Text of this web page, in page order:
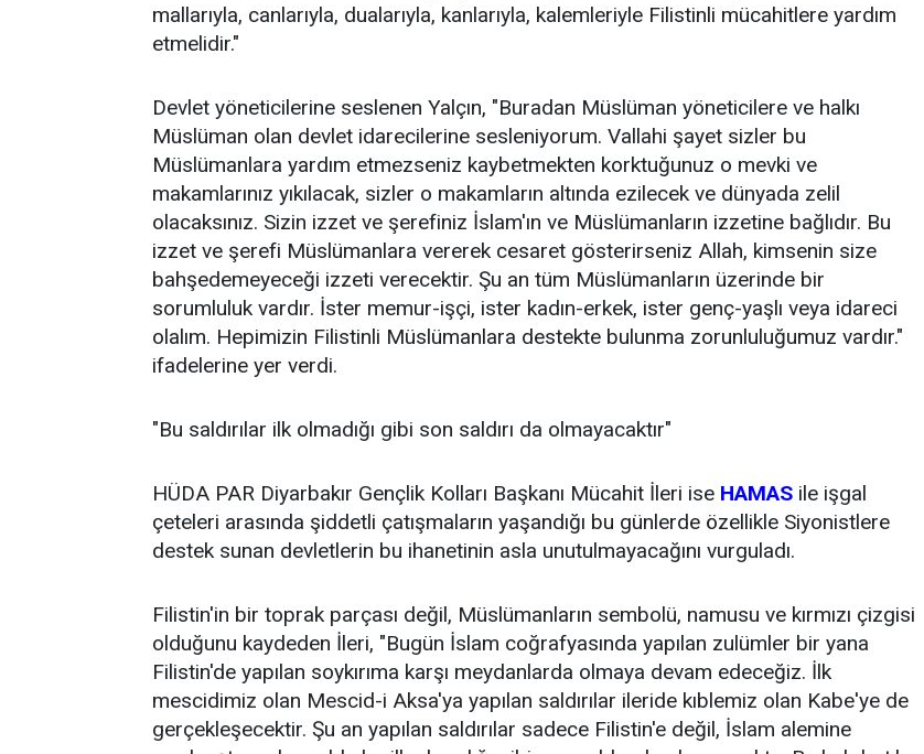
mallarıyla, canlarıyla, dualarıyla, kanlarıyla, kalemleriyle Filistinli mücahitlere yardım
etmelidir."
Devlet yöneticilerine seslenen Yalçın, "Buradan Müslüman yöneticilere ve halkı
Müslüman olan devlet idarecilerine sesleniyorum. Vallahi şayet sizler bu
Müslümanlara yardım etmezseniz kaybetmekten korktuğunuz o mevki ve
makamlarınız yıkılacak, sizler o makamların altında ezilecek ve dünyada zelil
olacaksınız. Sizin izzet ve şerefiniz İslam'ın ve Müslümanların izzetine bağlıdır. Bu
izzet ve şerefi Müslümanlara vererek cesaret gösterirseniz Allah, kimsenin size
bahşedemeyeceği izzeti verecektir. Şu an tüm Müslümanların üzerinde bir
sorumluluk vardır. İster memur-işçi, ister kadın-erkek, ister genç-yaşlı veya idareci
olalım. Hepimizin Filistinli Müslümanlara destekte bulunma zorunluluğumuz vardır."
ifadelerine yer verdi.
"Bu saldırılar ilk olmadığı gibi son saldırı da olmayacaktır"
HÜDA PAR Diyarbakır Gençlik Kolları Başkanı Mücahit İleri ise HAMAS ile işgal
çeteleri arasında şiddetli çatışmaların yaşandığı bu günlerde özellikle Siyonistlere
destek sunan devletlerin bu ihanetinin asla unutulmayacağını vurguladı.
Filistin'in bir toprak parçası değil, Müslümanların sembolü, namusu ve kırmızı çizgisi
olduğunu kaydeden İleri, "Bugün İslam coğrafyasında yapılan zulümler bir yana
Filistin'de yapılan soykırıma karşı meydanlarda olmaya devam edeceğiz. İlk
mescidimiz olan Mescid-i Aksa'ya yapılan saldırılar ileride kıblemiz olan Kabe'ye de
gerçekleşecektir. Şu an yapılan saldırılar sadece Filistin'e değil, İslam alemine